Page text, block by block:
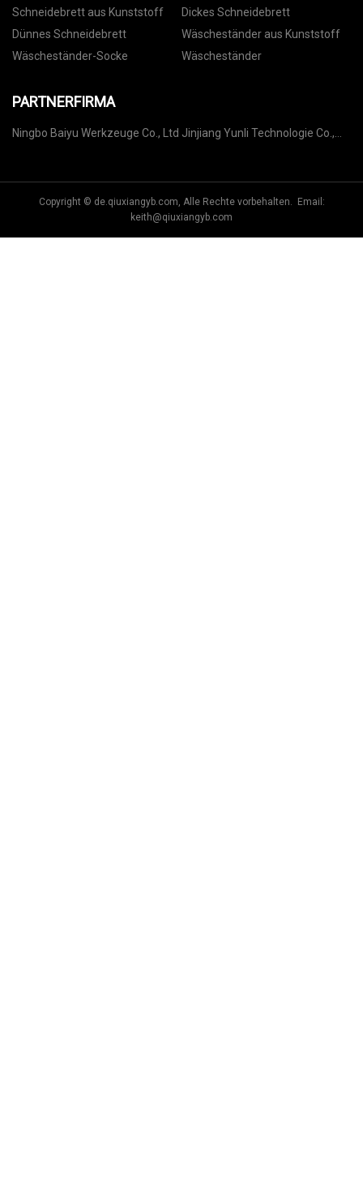
Hosen
Schneidebrett aus Kunststoff
Dickes Schneidebrett
Dünnes Schneidebrett
Wäscheständer aus Kunststoff
Wäscheständer-Socke
Wäscheständer
PARTNERFIRMA
Ningbo Baiyu Werkzeuge Co., Ltd Jinjiang Yunli Technologie Co.,
Copyright © de.qiuxiangyb.com, Alle Rechte vorbehalten. Email:
keith@qiuxiangyb.com